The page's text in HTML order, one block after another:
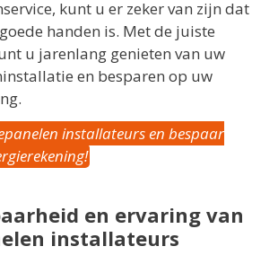
kunt u er zeker van zijn dat
handen is. Met de juiste
u jarenlang genieten van uw
en besparen op uw
installateurs en bespaar
en ervaring van
installateurs